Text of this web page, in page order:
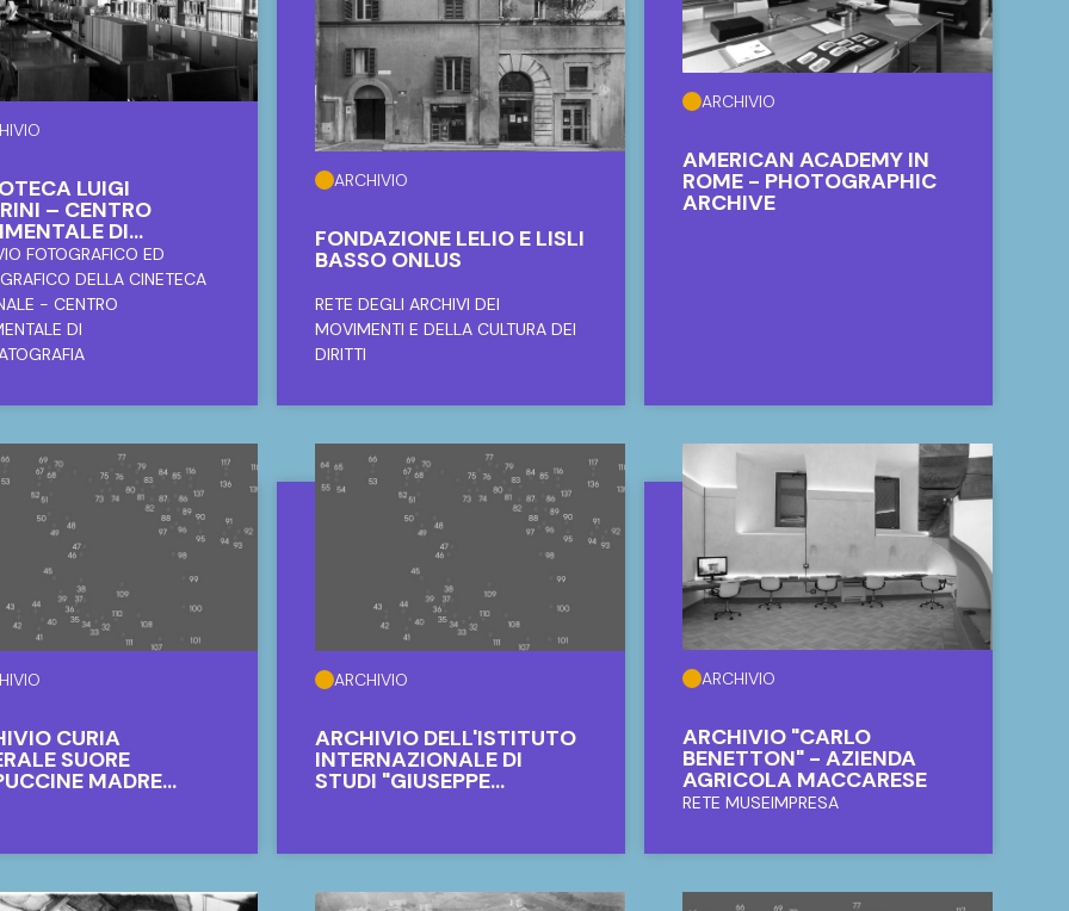
LUIGI
– CENTRO
DI
FOTOGRAFICO ED
DELLA CINETECA
- CENTRO
DI
ARCHIVIO
FONDAZIONE LELIO E LISLI
BASSO ONLUS
RETE DEGLI ARCHIVI DEI
MOVIMENTI E DELLA CULTURA DEI
DIRITTI
ARCHIVIO
AMERICAN ACADEMY IN
ROME - PHOTOGRAPHIC
ARCHIVE
CURIA
SUORE
MADRE
ARCHIVIO
ARCHIVIO DELL'ISTITUTO
INTERNAZIONALE DI
STUDI "GIUSEPPE
ARCHIVIO
ARCHIVIO "CARLO
BENETTON" - AZIENDA
AGRICOLA MACCARESE
RETE MUSEIMPRESA